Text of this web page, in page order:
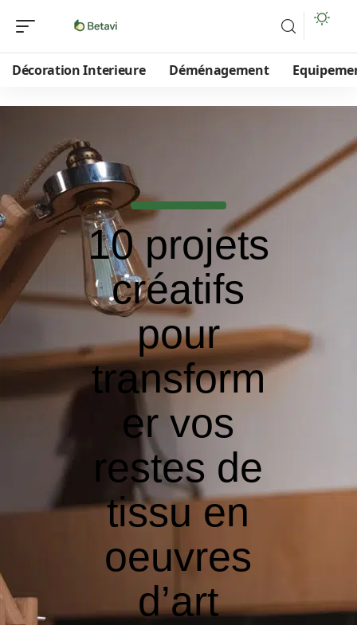
Décoration Interieure Déménagement
10 projets
créatifs
pour
transform
er vos
restes de
tissu en
oeuvres
d’art